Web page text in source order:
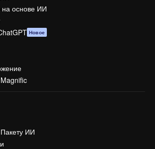
на основе ИИ
Новое
ИИ